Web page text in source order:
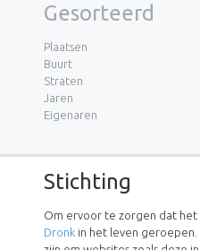
Gesorteerd
Plaatsen
Buurt
Straten
Jaren
Eigenaren
Stichting
Om ervoor te zorgen dat het
Dronk in het leven